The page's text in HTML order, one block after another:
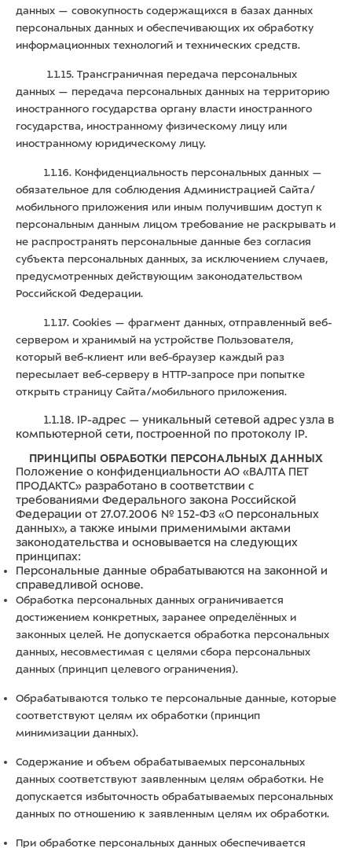
данных — совокупность содержащихся в базах данных
персональных данных и обеспечивающих их обработку
информационных технологий и технических средств.
1.1.15. Трансграничная передача персональных
данных — передача персональных данных на территорию
иностранного государства органу власти иностранного
государства, иностранному физическому лицу или
иностранному юридическому лицу.
1.1.16. Конфиденциальность персональных данных —
обязательное для соблюдения Администрацией Сайта/
мобильного приложения или иным получившим доступ к
персональным данным лицом требование не раскрывать и
не распространять персональные данные без согласия
субъекта персональных данных, за исключением случаев,
предусмотренных действующим законодательством
Российской Федерации.
1.1.17. Cookies — фрагмент данных, отправленный веб-
сервером и хранимый на устройстве Пользователя,
который веб-клиент или веб-браузер каждый раз
пересылает веб-серверу в HTTP-запросе при попытке
открыть страницу Сайта/мобильного приложения.
1.1.18. IP-адрес — уникальный сетевой адрес узла в
компьютерной сети, построенной по протоколу IP.
ПРИНЦИПЫ ОБРАБОТКИ ПЕРСОНАЛЬНЫХ ДАННЫХ
Положение о конфиденциальности АО «ВАЛТА ПЕТ
ПРОДАКТС» разработано в соответствии с
требованиями Федерального закона Российской
Федерации от 27.07.2006 № 152-ФЗ «О персональных
данных», а также иными применимыми актами
законодательства и основывается на следующих
принципах:
Персональные данные обрабатываются на законной и
справедливой основе.
Обработка персональных данных ограничивается
достижением конкретных, заранее определённых и
законных целей. Не допускается обработка персональных
данных, несовместимая с целями сбора персональных
данных (принцип целевого ограничения).
Обрабатываются только те персональные данные, которые
соответствуют целям их обработки (принцип
минимизации данных).
Содержание и объем обрабатываемых персональных
данных соответствуют заявленным целям обработки. Не
допускается избыточность обрабатываемых персональных
данных по отношению к заявленным целям их обработки.
При обработке персональных данных обеспечивается